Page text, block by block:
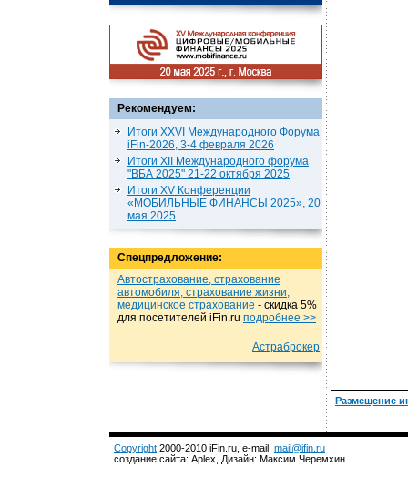
Рекомендуем:
Итоги XXVI Международного Форума
iFin-2026, 3-4 февраля 2026
Итоги XII Международного форума
"ВБА 2025" 21-22 октября 2025
Итоги XV Конференции
«МОБИЛЬНЫЕ ФИНАНСЫ 2025», 20
мая 2025
Спецпредложение:
Автострахование, страхование
автомобиля, страхование жизни,
медицинское страхование - cкидка 5%
для посетителей iFin.ru подробнеe >>
Астраброкер
Размещение
Copyright 2000-2010 iFin.ru, e-mail: mail@ifin.ru
создание сайта: Aplex, Дизайн: Максим Черемхин